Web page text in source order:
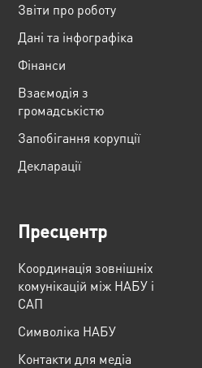
Звіти про роботу
Дані та інфографіка
Фінанси
Взаємодія з
громадськістю
Запобігання корупції
Декларації
Пресцентр
Координація зовнішніх
комунікацій між НАБУ і
САП
Cимволіка НАБУ
Контакти для медіа